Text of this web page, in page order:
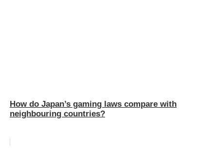
How do Japan’s gaming laws compare with
neighbouring countries?